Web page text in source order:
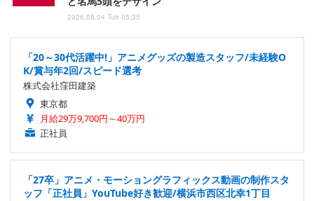
2026.08.04 Tue 05:35
「20～30代活躍中!」アニメグッズの製造スタッフ/未経験O
K/賞与年2回/スピード選考
株式会社窪田建築
東京都
月給29万9,700円～40万円
正社員
「27卒」アニメ・モーショングラフィックス動画の制作スタ
ッフ「正社員」YouTube好き歓迎/横浜市西区北幸1丁目